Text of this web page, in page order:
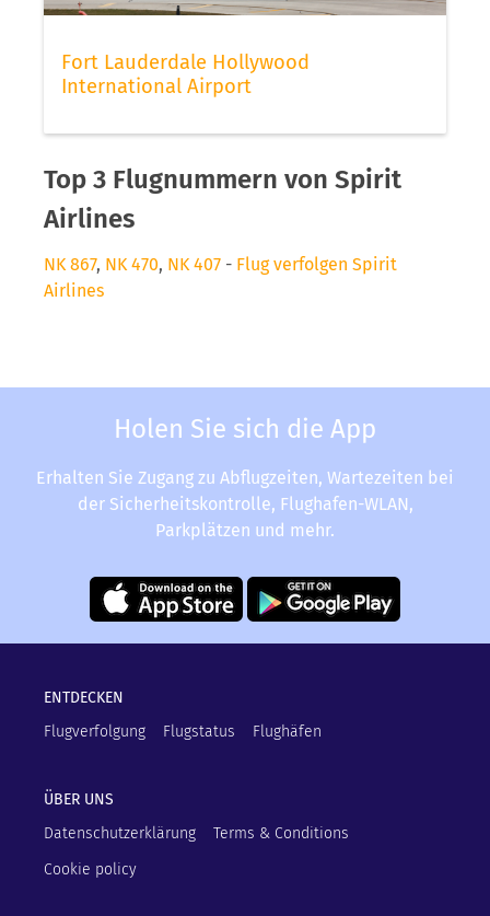
Fort Lauderdale Hollywood
International Airport
Top 3 Flugnummern von Spirit
Airlines
NK 867, NK 470, NK 407 - Flug verfolgen Spirit
Airlines
Holen Sie sich die App
Erhalten Sie Zugang zu Abflugzeiten, Wartezeiten bei
der Sicherheitskontrolle, Flughafen-WLAN,
Parkplätzen und mehr.
ENTDECKEN
Flugverfolgung
Flugstatus Flughäfen
ÜBER UNS
Datenschutzerklärung
Terms & Conditions
Cookie policy